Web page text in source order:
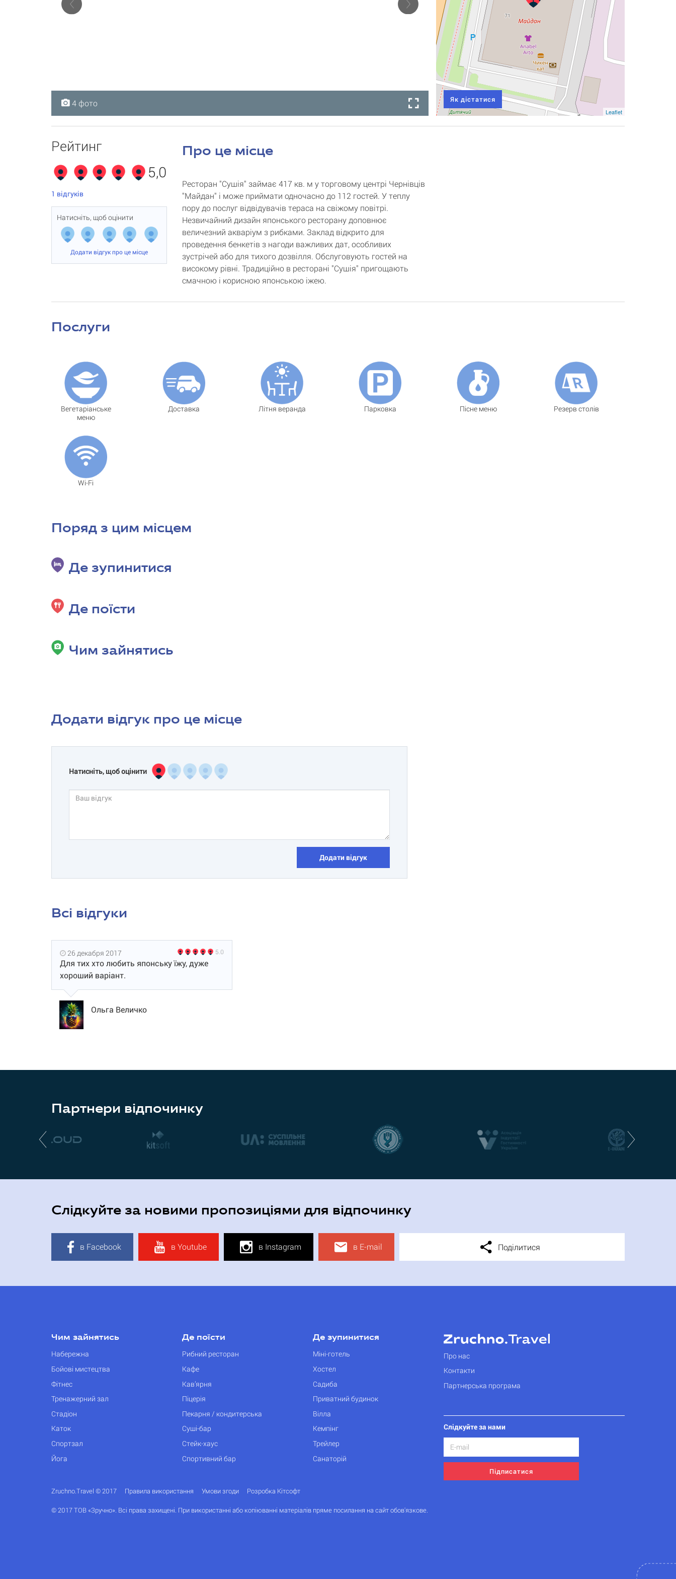
4 фото
4 фото
4 фото
4 фото
Leaflet
Як дістатися
Рейтинг
5,0
1 відгуків
Натисніть, щоб оцінити
Додати відгук про це місце
Про це місце
Ресторан "Сушія" займає 417 кв. м у торговому центрі Чернівців
"Майдан" і може приймати одночасно до 112 гостей. У теплу
пору до послуг відвідувачів тераса на свіжому повітрі.
Незвичайний дизайн японського ресторану доповнює
величезний акваріум з рибками. Заклад відкрито для
проведення бенкетів з нагоди важливих дат, особливих
зустрічей або для тихого дозвілля. Обслуговують гостей на
високому рівні. Традиційно в ресторані "Сушія" пригощають
смачною і корисною японською іжею.
Послуги
Вегетаріанське
меню
Доставка Літня веранда Парковка Пісне меню Резерв столів
Wi-Fi
Поряд з цим місцем
Де зупинитися
Де поїсти
Чим зайнятись
Додати відгук про це місце
Натисніть, щоб оцінити
Додати відгук
Всі відгуки
26 декабря 2017 5.0
Для тих хто любить японську їжу, дуже
хороший варіант.
Ольга Величко
Партнери відпочинку
Слідкуйте за новими пропозиціями для відпочинку
в Facebook в Youtube в Instagram в E-mail Поділитися
Чим зайнятись
Набережна
Бойові мистецтва
Фітнес
Тренажерний зал
Стадіон
Каток
Спортзал
Йога
Де поїсти
Рибний ресторан
Кафе
Кав’ярня
Піцерія
Пекарня / кондитерська
Суші-бар
Стейк-хаус
Спортивний бар
Де зупинитися
Міні-готель
Хостел
Садиба
Приватний будинок
Вілла
Кемпінг
Трейлер
Санаторій
Про нас
Контакти
Партнерська програма
Слідкуйте за нами
Підписатися
Zruchno.Travel © 2017 Правила використання Умови згоди Розробка Кітсофт
© 2017 ТОВ «Зручно». Всі права захищені. При використанні або копіюванні матеріалів пряме посилання на сайт обов'язкове.